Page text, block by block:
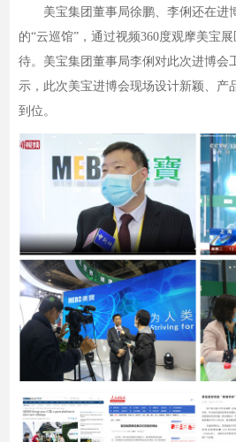
美宝集团董事局徐鹏、李俐还在进
的“云巡馆”，通过视频360度观摩美宝
待。美宝集团董事局李俐对此次进博会
示，此次美宝进博会现场设计新颖、产
到位。